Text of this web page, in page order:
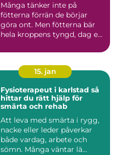
Många tänker inte på
fötterna förrän de börjar
göra ont. Men fötterna bär
hela kroppens tyngd, dag e...
15. jan
Fysioterapeut i karlstad så
hittar du rätt hjälp för
smärta och rehab
Att leva med smärta i rygg,
nacke eller leder påverkar
både vardag, arbete och
sömn. Många väntar lä...